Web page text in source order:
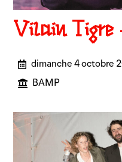
Vilain Tigre
dimanche 4 octobre
BAMP